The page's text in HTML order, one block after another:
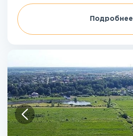
Подробнее